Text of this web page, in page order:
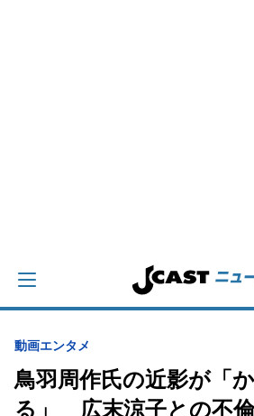
動画エンタメ
鳥羽周作氏の近影が「
る」 広末涼子との不